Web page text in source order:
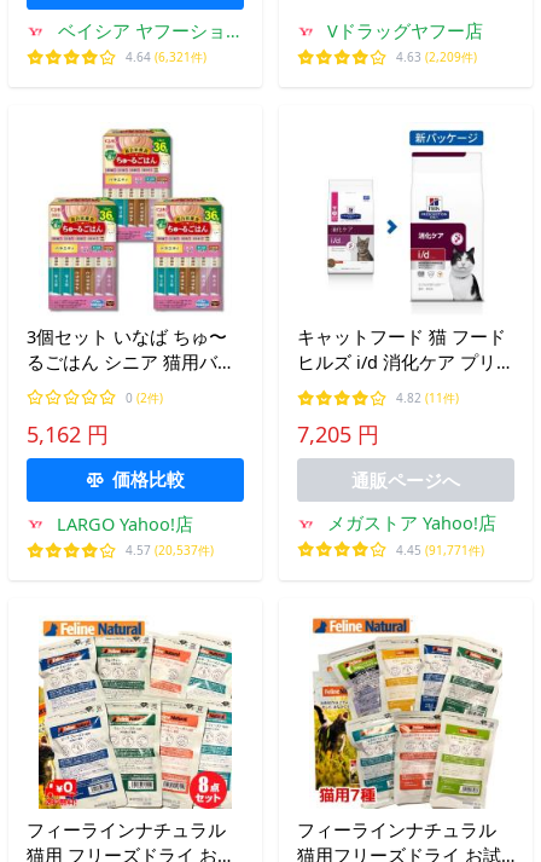
ベイシア ヤフーショッ
プ
4.64 (6,321件)
Vドラッグヤフー店
4.63 (2,209件)
3個セット いなば ちゅ〜
るごはん シニア 猫用バラ
エティ 14g×36本 猫用 お
やつ BOX CIAO
0 (2件)
5,162 円
価格比較
LARGO Yahoo!店
4.57 (20,537件)
キャットフード 猫 フード
ヒルズ i/d 消化ケア プリス
クリプション・ダイエット
ドライ チキン 2kg ダイエ
ット 消化 猫用 療養食 療
法食 食事療法 正規品
4.82 (11件)
7,205 円
通販ページへ
メガストア Yahoo!店
4.45 (91,771件)
フィーラインナチュラル
猫用 フリーズドライ お試
フィーラインナチュラル
猫用フリーズドライ お試